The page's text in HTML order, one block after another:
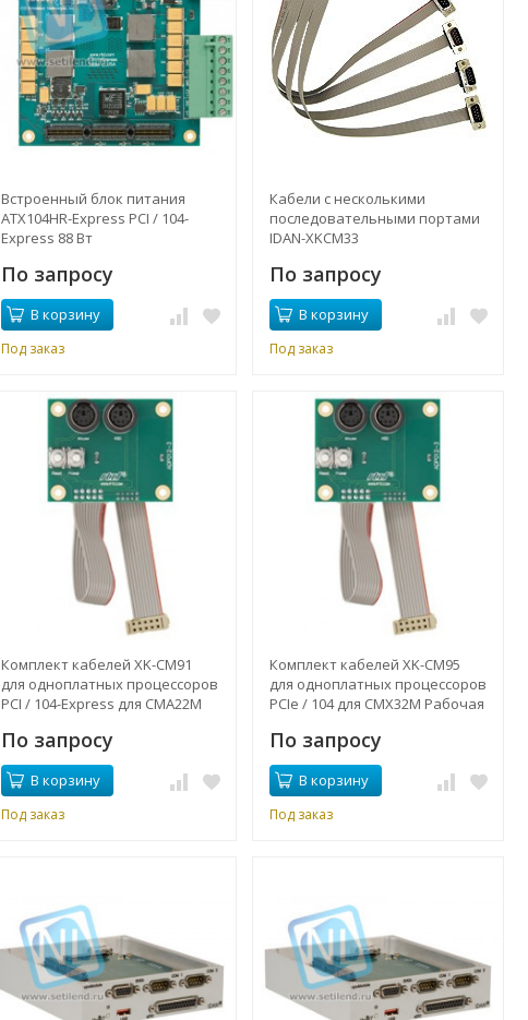
Встроенный блок питания
ATX104HR-Express PCI / 104-
Express 88 Вт
По запросу
В корзину
Под заказ
Кабели с несколькими
последовательными портами
IDAN-XKCM33
По запросу
В корзину
Под заказ
Комплект кабелей XK-CM91
для одноплатных процессоров
PCI / 104-Express для CMA22M
до + 85 ° C
По запросу
В корзину
Под заказ
Комплект кабелей XK-CM95
для одноплатных процессоров
PCIe / 104 для CMX32M Рабочая
CПо запросу
В корзину
Под заказ